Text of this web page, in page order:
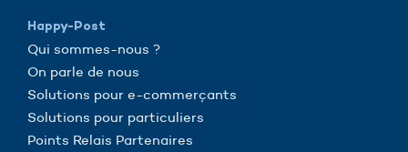
Happy-Post
Qui sommes-nous ?
On parle de nous
Solutions pour e-commerçants
Solutions pour particuliers
Points Relais Partenaires